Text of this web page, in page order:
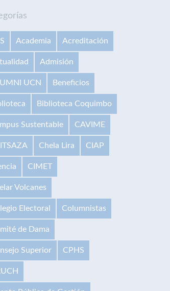
Academia Acreditación
Admisión
UCN Beneficios
Biblioteca Coquimbo
Sustentable CAVIME
Chela Lira CIAP
CIMET
Volcanes
Electoral Columnistas
de Dama
Superior CPHS